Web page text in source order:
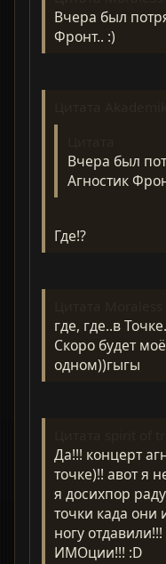
Вчера был
Фронт.. :)
Вчера был
Агностик
Где!?
где, где..в Точке.
Скоро будет
одном))гыгы
Да!!! концерт
точке)!! авот я
я досихпор
точки када они
ногу
ИМОции!!! :D